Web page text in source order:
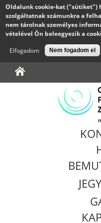
Oldalunk cookie-kat ("sütiket")
szolgáltatnak számunkra a
nem tárolnak személyes
vételével Ön beleegyezik a
Elfogadom
Nem fogadom el